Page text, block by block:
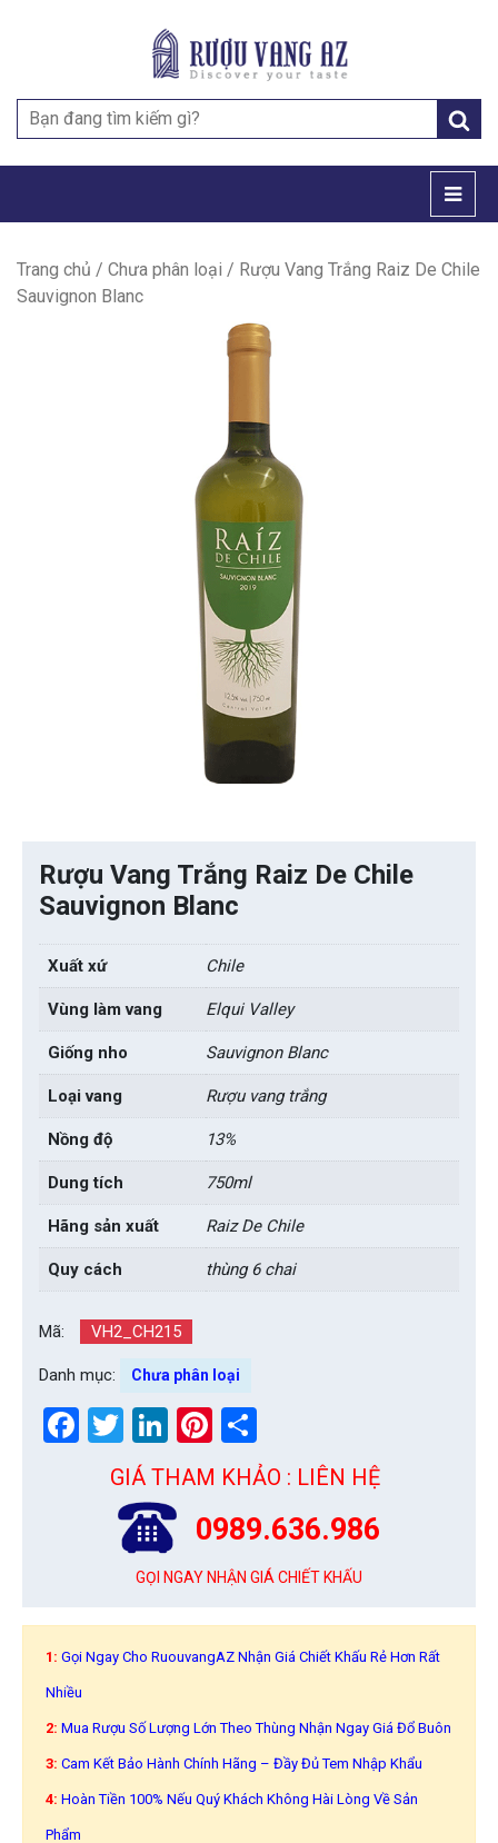
Search
for:
Trang chủ / Chưa phân loại / Rượu Vang Trắng Raiz De Chile
Sauvignon Blanc
Rượu Vang Trắng Raiz De Chile
Sauvignon Blanc
Xuất xứ Chile
Vùng làm vang Elqui Valley
Giống nho Sauvignon Blanc
Loại vang Rượu vang trắng
Nồng độ 13%
Dung tích 750ml
Hãng sản xuất Raiz De Chile
Quy cách thùng 6 chai
Mã: VH2_CH215
Danh mục: Chưa phân loại
Facebook
Twitter
LinkedIn
Pinterest
GIÁ THAM KHẢO : LIÊN HỆ
0989.636.986
GỌI NGAY NHẬN GIÁ CHIẾT KHẤU
1: Gọi Ngay Cho RuouvangAZ Nhận Giá Chiết Khấu Rẻ Hơn Rất
Nhiều
2: Mua Rượu Số Lượng Lớn Theo Thùng Nhận Ngay Giá Đổ Buôn
3: Cam Kết Bảo Hành Chính Hãng – Đầy Đủ Tem Nhập Khẩu
4: Hoàn Tiền 100% Nếu Quý Khách Không Hài Lòng Về Sản
Phẩm